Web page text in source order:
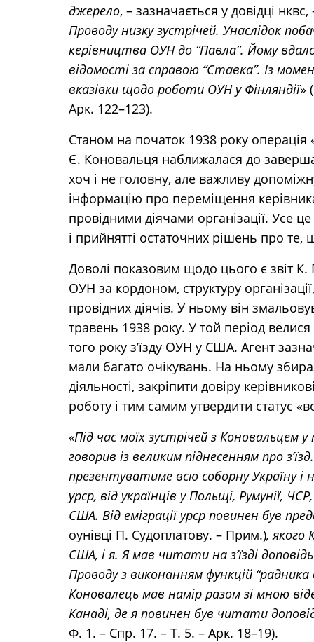
джерело, – зазначається у довідці нквс,
Проводу низку зустрічей. Унаслідок
керівництва ОУН до “Павла”. Йому
відомості за справою “Ставка”. Із
вказівки щодо роботи ОУН у Фінляндії»
Арк. 122–123).
Станом на початок 1938 року операція
Є. Коновальця наближалася до
хоч і не головну, але важливу
інформацію про переміщення
провідними діячами організації. Усе
і прийнятті остаточних рішень про
Доволі показовим щодо цього є звіт К.
ОУН за кордоном, структуру
провідних діячів. У ньому він
травень 1938 року. У той період
того року з’їзду ОУН у США. Агент
мали багато очікувань. На ньому
діяльності, закріпити довіру
роботу і тим самим утвердити статус
«Під час моїх зустрічей з Коновальцем
говорив із великим піднесенням про
презентуватиме всю соборну Україну і
урср, від українців у Польщі, Румунії,
США. Від еміграції урср повинен був
оунівці П. Судоплатову. – Прим.), якого
США, і я. Я мав читати на з’їзді
Проводу з виконанням функцій “радника
Коновалець мав намір разом зі мною
Канаді, де я повинен був читати
Ф. 1. – Спр. 17. – Т. 5. – Арк. 18–19).